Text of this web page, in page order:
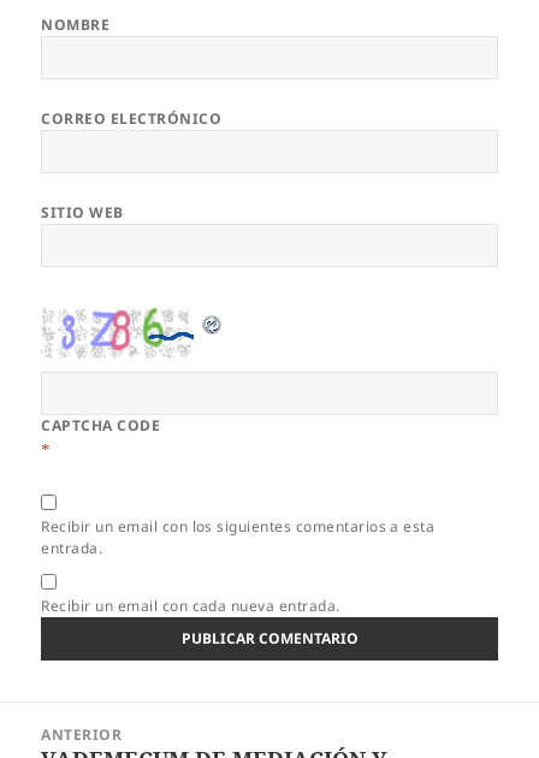
NOMBRE
CORREO ELECTRÓNICO
SITIO WEB
CAPTCHA CODE
*
Recibir un email con los siguientes comentarios a esta
entrada.
Recibir un email con cada nueva entrada.
ANTERIOR